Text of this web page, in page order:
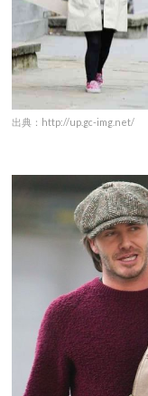
出典：http://up.gc-img.net/